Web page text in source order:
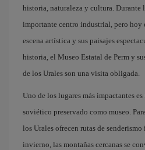
historia, naturaleza y cultura. Durante
importante centro industrial, pero hoy
escena artística y sus paisajes
historia, el Museo Estatal de Perm y
de los Urales son una visita obligada.
Uno de los lugares más impactantes
soviético preservado como museo.
los Urales ofrecen rutas de
invierno, las montañas cercanas se